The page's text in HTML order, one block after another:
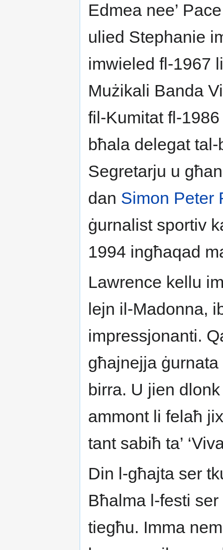
Edmea nee’
ulied Stephanie
imwieled fl-1967
Mużikali Banda
fil-Kumitat fl-
bħala delegat tal-
Segretarju u
dan Simon Peter
ġurnalist sportiv
1994 ingħaqad
Lawrence kellu
lejn il-Madonna,
impressjonanti.
għajnejja
birra. U jien
ammont li felaħ
tant sabiħ ta’
Din l-għajta ser
Bħalma l-festi
tiegħu. Imma